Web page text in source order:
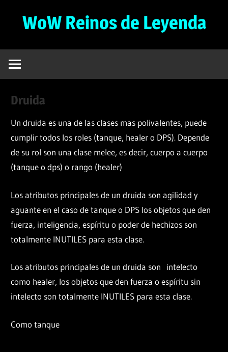
WoW Reinos de Leyenda
Privado
Gratuito
–
3.3.5a
Druida
Un druida es una de las clases mas polivalentes, puede
cumplir todos los roles (tanque, healer o DPS). Depende
de su rol son una clase melee, es decir, cuerpo a cuerpo
(tanque o dps) o rango (healer)
Los atributos principales de un druida son agilidad y
aguante en el caso de tanque o DPS los objetos que den
fuerza, inteligencia, espíritu o poder de hechizos son
totalmente INUTILES para esta clase.
Los atributos principales de un druida son intelecto
como healer, los objetos que den fuerza o espíritu sin
intelecto son totalmente INUTILES para esta clase.
Como tanque